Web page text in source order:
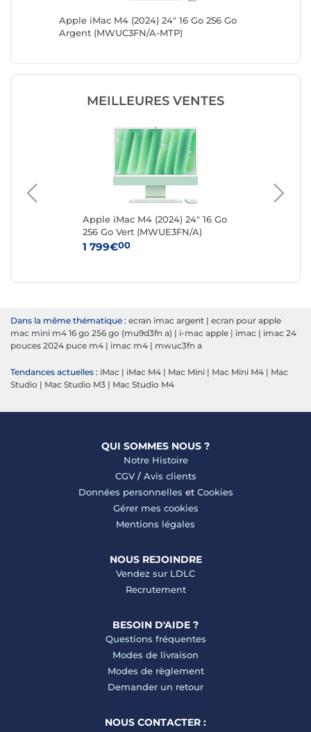
Apple iMac M4 (2024) 24" 16 Go 256 Go
Argent (MWUC3FN/A-MTP)
MEILLEURES VENTES
Apple iMac M4 (2024) 24" 16 Go
256 Go Vert (MWUE3FN/A)
1 799€00
Dans la même thématique : ecran imac argent | ecran pour apple
mac mini m4 16 go 256 go (mu9d3fn a) | i-mac apple | imac | imac 24
pouces 2024 puce m4 | imac m4 | mwuc3fn a
Tendances actuelles : iMac | iMac M4 | Mac Mini | Mac Mini M4 | Mac
Studio | Mac Studio M3 | Mac Studio M4
QUI SOMMES NOUS ?
Notre Histoire
CGV/ Avis clients
Données personnelles et Cookies
Gérer mes cookies
Mentions légales
NOUS REJOINDRE
Vendez sur LDLC
Recrutement
BESOIN D'AIDE ?
Questions fréquentes
Modes de livraison
Modes de règlement
Demander un retour
NOUS CONTACTER :